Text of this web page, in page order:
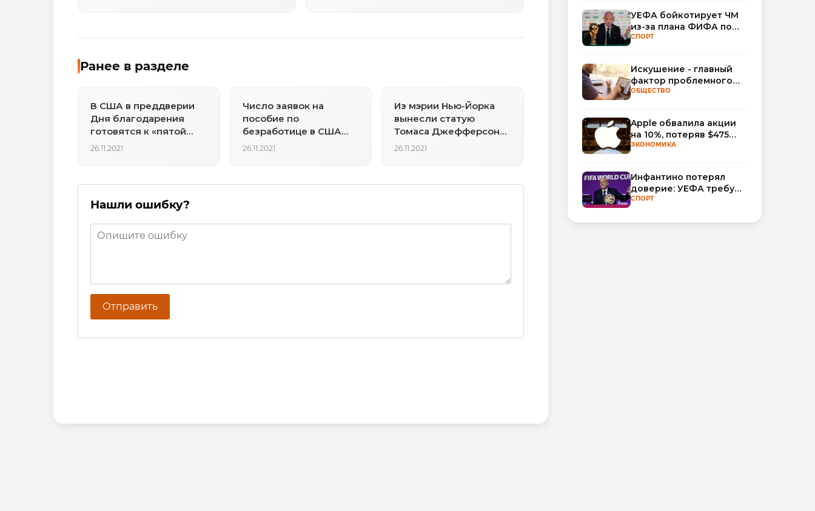
Ранее в разделе
В США в преддверии
Дня благодарения
готовятся к «пятой
волне» коронавируса
26.11.2021
Число заявок на
пособие по
безработице в США
упало до самого
26.11.2021
Из мэрии Нью-Йорка
вынесли статую
Томаса Джефферсона,
простоявшую там 187
26.11.2021
Нашли ошибку?
Отправить
УЕФА бойкотирует ЧМ
из-за плана ФИФА по
привлечению частных
СПОРТ
Искушение - главный
фактор проблемного
использования
ОБЩЕСТВО
Apple обвалила акции
на 10%, потеряв $475
млрд капитализации
ЭКОНОМИКА
Инфантино потерял
доверие: УЕФА требует
смены руководства
СПОРТ